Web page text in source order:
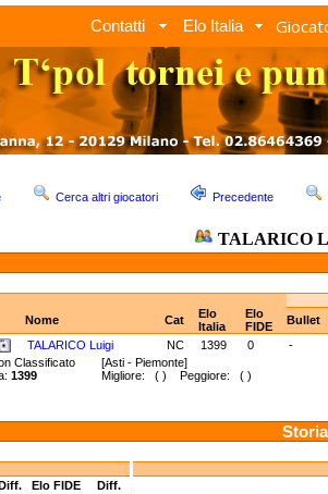
Contatti Elo Italia
Cerca altri giocatori Precedente
TALARICO
Nome Cat
Elo
Italia
Elo
FIDE
Bullet
TALARICO Luigi
NC 1399 0
-
Classificato [Asti - Piemonte]
1399 Migliore: ( ) Peggiore: ( )
Elo FIDE
Diff.